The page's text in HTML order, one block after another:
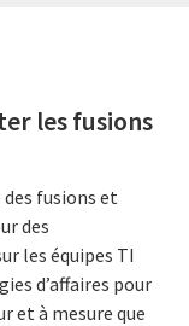
les fusions
fusions et
des
les équipes TI
d’affaires pour
et à mesure que